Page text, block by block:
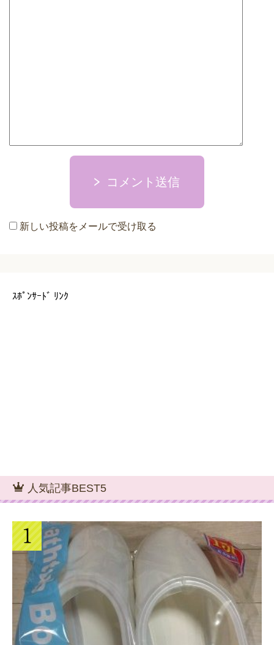
コメント送信
新しい投稿をメールで受け取る
ｽﾎﾟﾝｻｰﾄﾞ ﾘﾝｸ
人気記事BEST5